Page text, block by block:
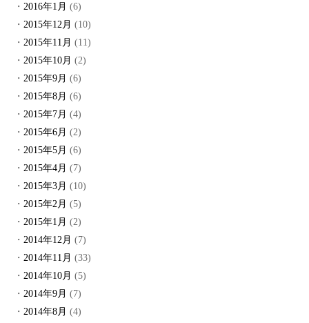
2016年1月 (6)
2015年12月 (10)
2015年11月 (11)
2015年10月 (2)
2015年9月 (6)
2015年8月 (6)
2015年7月 (4)
2015年6月 (2)
2015年5月 (6)
2015年4月 (7)
2015年3月 (10)
2015年2月 (5)
2015年1月 (2)
2014年12月 (7)
2014年11月 (33)
2014年10月 (5)
2014年9月 (7)
2014年8月 (4)